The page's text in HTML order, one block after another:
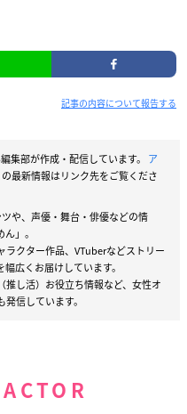
記事の内容について報告する
集部が作成・配信しています。 ア
の最新情報はリンク先をご覧くださ
や、声優・舞台・俳優などの情
」。
クター作品、VTuberなどストリー
広くお届けしています。
し活）お役立ち情報など、女性オ
信しています。